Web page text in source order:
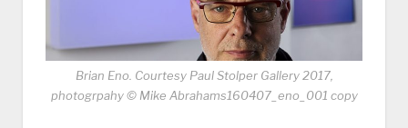
Brian Eno. Courtesy Paul Stolper Gallery 2017,
photogrpahy © Mike Abrahams160407_eno_001 copy